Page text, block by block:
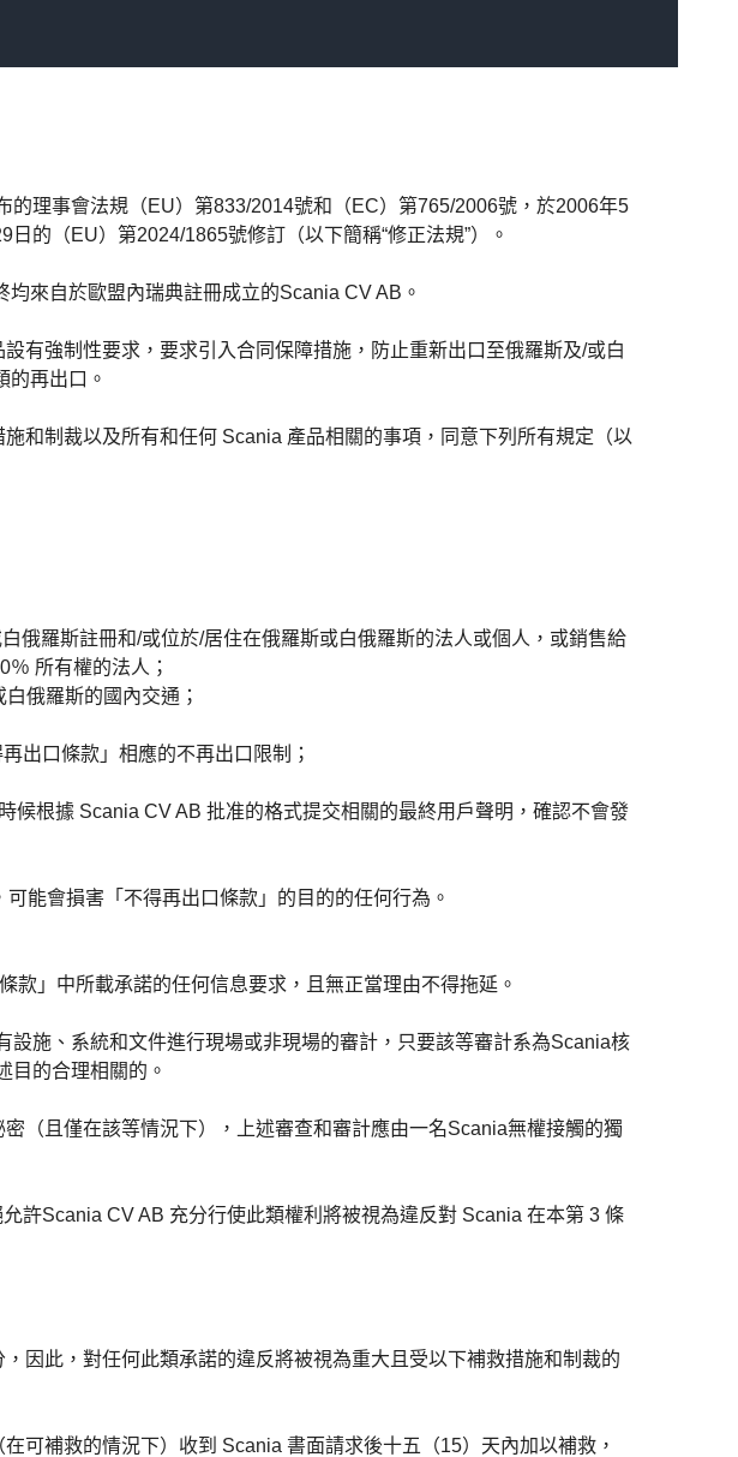
理事會法規（EU）第833/2014號和（EC）第765/2006號，於2006年5
的（EU）第2024/1865號修訂（以下簡稱“修正法規”）。
來自於歐盟內瑞典註冊成立的Scania CV AB。
有強制性要求，要求引入合同保障措施，防止重新出口至俄羅斯及/或白
的再出口。
和制裁以及所有和任何 Scania 產品相關的事項，同意下列所有規定（以
俄羅斯註冊和/或位於/居住在俄羅斯或白俄羅斯的法人或個人，或銷售給
所有權的法人；
俄羅斯的國內交通；
出口條款」相應的不再出口限制；
根據 Scania CV AB 批准的格式提交相關的最終用戶聲明，確認不會發
可能會損害「不得再出口條款」的目的的任何行為。
」中所載承諾的任何信息要求，且無正當理由不得拖延。
施、系統和文件進行現場或非現場的審計，只要該等審計系為Scania核
目的合理相關的。
密 （且僅在該等情況下），上述審查和審計應由一名Scania無權接觸的獨
許Scania CV AB 充分行使此類權利將被視為違反對 Scania 在本第 3 條
因此，對任何此類承諾的違反將被視為重大且受以下補救措施和制裁的
可補救的情況下）收到 Scania 書面請求後十五（15）天內加以補救，